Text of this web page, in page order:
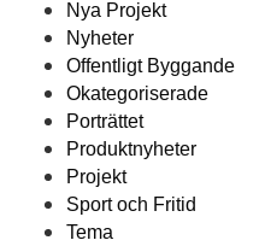
Nya Projekt
Nyheter
Offentligt Byggande
Okategoriserade
Porträttet
Produktnyheter
Projekt
Sport och Fritid
Tema